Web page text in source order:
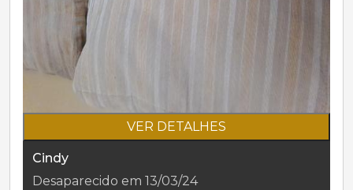
VER DETALHES
Cindy
Desaparecido em 13/03/24